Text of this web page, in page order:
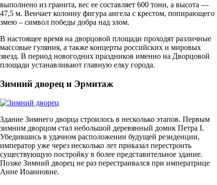
выполнено из гранита, вес ее составляет 600 тонн, а высота —
47,5 м. Венчает колонну фигура ангела с крестом, попирающего
змею – символ победы добра над злом.
В настоящее время на дворцовой площади проходят различные
массовые гуляния, а также концерты российских и мировых
звезд. В период новогодних праздников именно на Дворцовой
площади устанавливают главную елку города.
Зимний дворец и Эрмитаж
Здание Зимнего дворца строилось в несколько этапов. Первым
зимним дворцом стал небольшой деревянный домик Петра I.
Убедившись в удачном расположении будущей резиденции,
император уже через несколько лет приказал перестроить
существующую постройку в более представительное здание.
Позже Зимний дворец не раз перестраивался при императрице
Анне Иоанновне.